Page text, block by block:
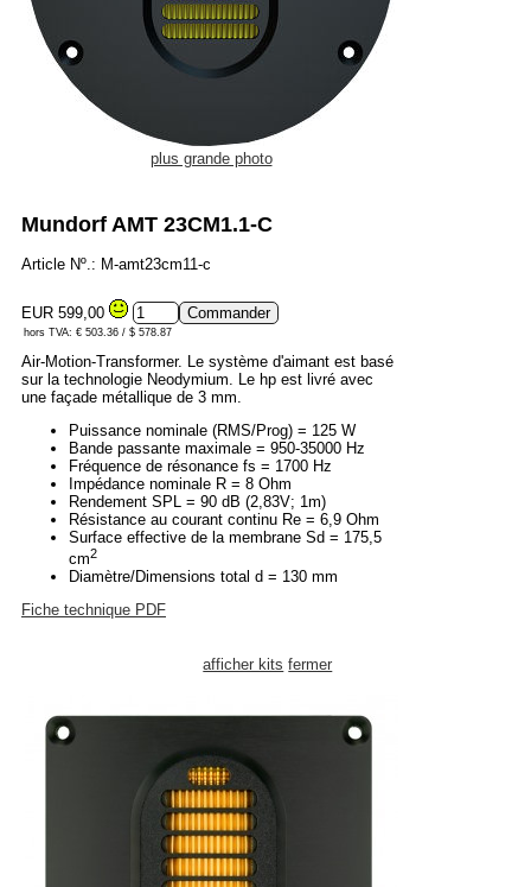
plus grande photo
Mundorf AMT 23CM1.1-C
Article Nº.: M-amt23cm11-c
EUR 599,00
hors TVA: € 503.36 / $ 578.87
Air-Motion-Transformer. Le système d'aimant est basé
sur la technologie Neodymium. Le hp est livré avec
une façade métallique de 3 mm.
Puissance nominale (RMS/Prog) = 125 W
Bande passante maximale = 950-35000 Hz
Fréquence de résonance fs = 1700 Hz
Impédance nominale R = 8 Ohm
Rendement SPL = 90 dB (2,83V; 1m)
Résistance au courant continu Re = 6,9 Ohm
Surface effective de la membrane Sd = 175,5
cm2
Diamètre/Dimensions total d = 130 mm
Fiche technique PDF
afficher kits fermer